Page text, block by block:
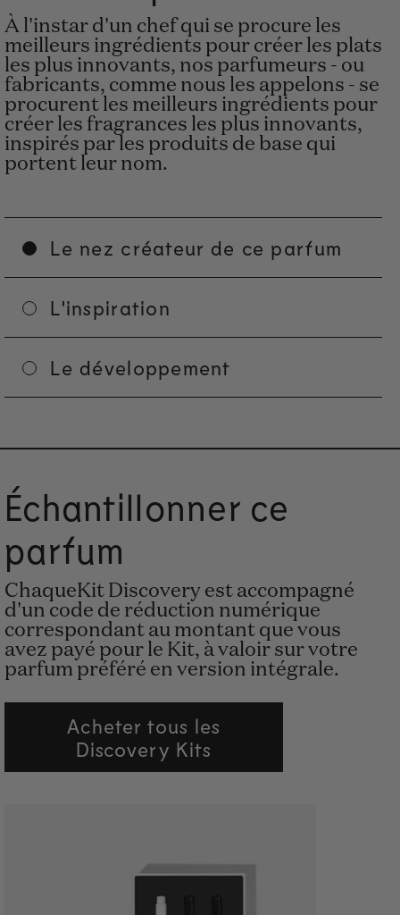
À l'instar d'un chef qui se procure les
meilleurs ingrédients pour créer les plats
les plus innovants, nos parfumeurs - ou
fabricants, comme nous les appelons - se
procurent les meilleurs ingrédients pour
créer les fragrances les plus innovants,
inspirés par les produits de base qui
portent leur nom.
Le nez créateur de ce parfum
L'inspiration
Le développement
Échantillonner ce
parfum
ChaqueKit Discovery est accompagné
d'un code de réduction numérique
correspondant au montant que vous
avez payé pour le Kit, à valoir sur votre
parfum préféré en version intégrale.
Acheter tous les
Discovery Kits